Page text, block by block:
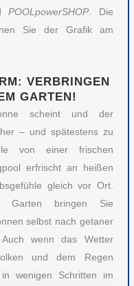
POOLpowerSHOP . Die
Sie der Grafik am
VERBRINGEN
GARTEN!
scheint und der
– und spätestens zu
von einer frischen
erfrischt an heißen
gleich vor Ort.
Garten bringen Sie
selbst nach getaner
Auch wenn das Wetter
und dem Regen
wenigen Schritten im